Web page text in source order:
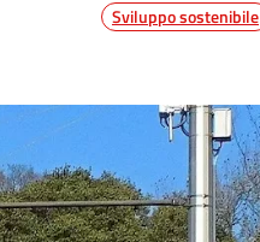
Sviluppo sostenibile